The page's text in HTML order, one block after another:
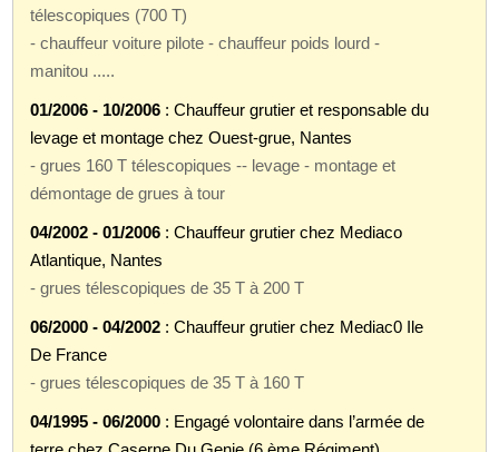
télescopiques (700 T)
- chauffeur voiture pilote - chauffeur poids lourd -
manitou .....
01/2006 - 10/2006 : Chauffeur grutier et responsable du
levage et montage chez Ouest-grue, Nantes
- grues 160 T télescopiques -- levage - montage et
démontage de grues à tour
04/2002 - 01/2006 : Chauffeur grutier chez Mediaco
Atlantique, Nantes
- grues télescopiques de 35 T à 200 T
06/2000 - 04/2002 : Chauffeur grutier chez Mediac0 Ile
De France
- grues télescopiques de 35 T à 160 T
04/1995 - 06/2000 : Engagé volontaire dans l’armée de